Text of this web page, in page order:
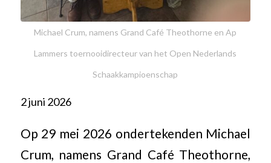
Michael Crum, namens Grand Café Theothorne en Ap
Lammers toernooidirecteur van het Open Nederlands
Schaakkampioenschap
2 juni 2026
Op 29 mei 2026 ondertekenden Michael
Crum, namens Grand Café Theothorne,